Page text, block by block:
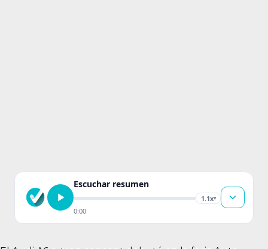
Escuchar resumen
1.1x▾
0:00